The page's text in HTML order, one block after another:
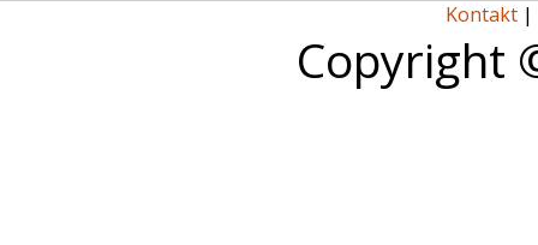
Kontakt |
Copyright